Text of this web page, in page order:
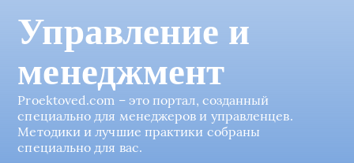
Управление и
менеджмент
Proektoved.com – это портал, созданный
специально для менеджеров и управленцев.
Методики и лучшие практики собраны
специально для вас.